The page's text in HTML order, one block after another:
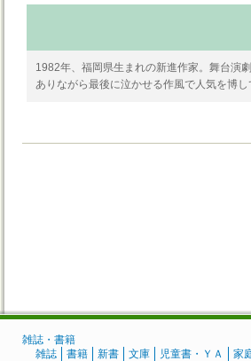
1982年、福岡県生まれの新進作家。舞台演
ありながら最後に泣かせる作風で人気を博し
雑誌・書籍
雑誌
書籍 新書 文庫 児童書・ＹＡ 家